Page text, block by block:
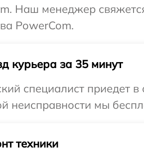
Наш менеджер
PowerCom.
курьера за 35 минут
специалист приедет
неисправности мы
техники